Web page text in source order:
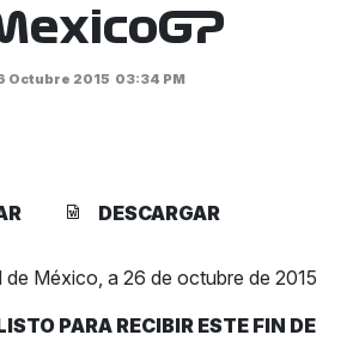
Octubre 2015 03:34 PM
DESCARGAR
de México, a 26 de octubre de 2015
PARA RECIBIR ESTE FIN DE